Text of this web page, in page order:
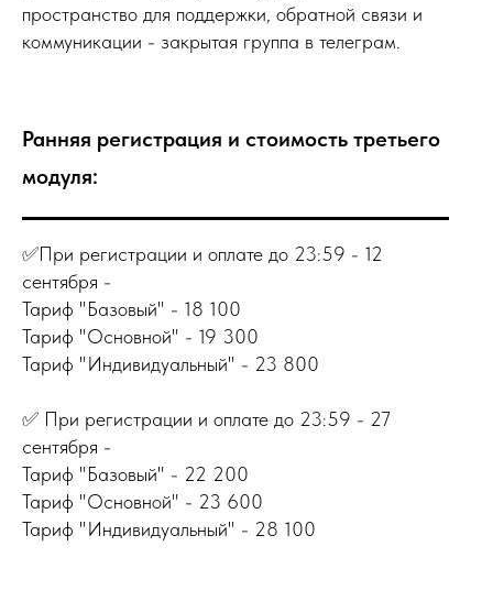
пространство для поддержки, обратной связи и
коммуникации - закрытая группа в телеграм.
Ранняя регистрация и стоимость третьего
модуля:
✅️При регистрации и оплате до 23:59 - 12
сентября -
Тариф "Базовый" - 18 100
Тариф "Основной" - 19 300
Тариф "Индивидуальный" - 23 800
✅ При регистрации и оплате до 23:59 - 27
сентября -
Тариф "Базовый" - 22 200
Тариф "Основной" - 23 600
Тариф "Индивидуальный" - 28 100